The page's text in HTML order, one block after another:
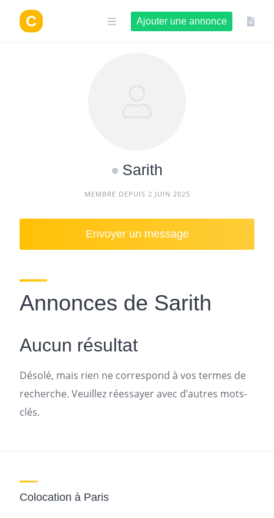
contenu
Ajouter une annonce
Sarith
MEMBRE DEPUIS 2 JUIN 2025
Envoyer un message
Annonces de Sarith
Aucun résultat
Désolé, mais rien ne correspond à vos termes de
recherche. Veuillez réessayer avec d’autres mots-
clés.
Colocation à Paris